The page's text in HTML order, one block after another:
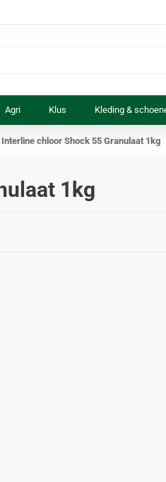
Agri Klus Kleding &
1kg
Interline chloor Shock 55 Granulaat 1kg